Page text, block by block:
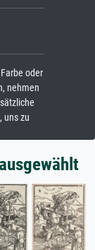
oder
nehmen
uns zu